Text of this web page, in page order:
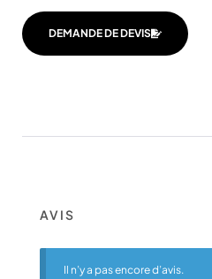
DEMANDE DE DEVIS
AVIS
Il n’y a pas encore d’avis.